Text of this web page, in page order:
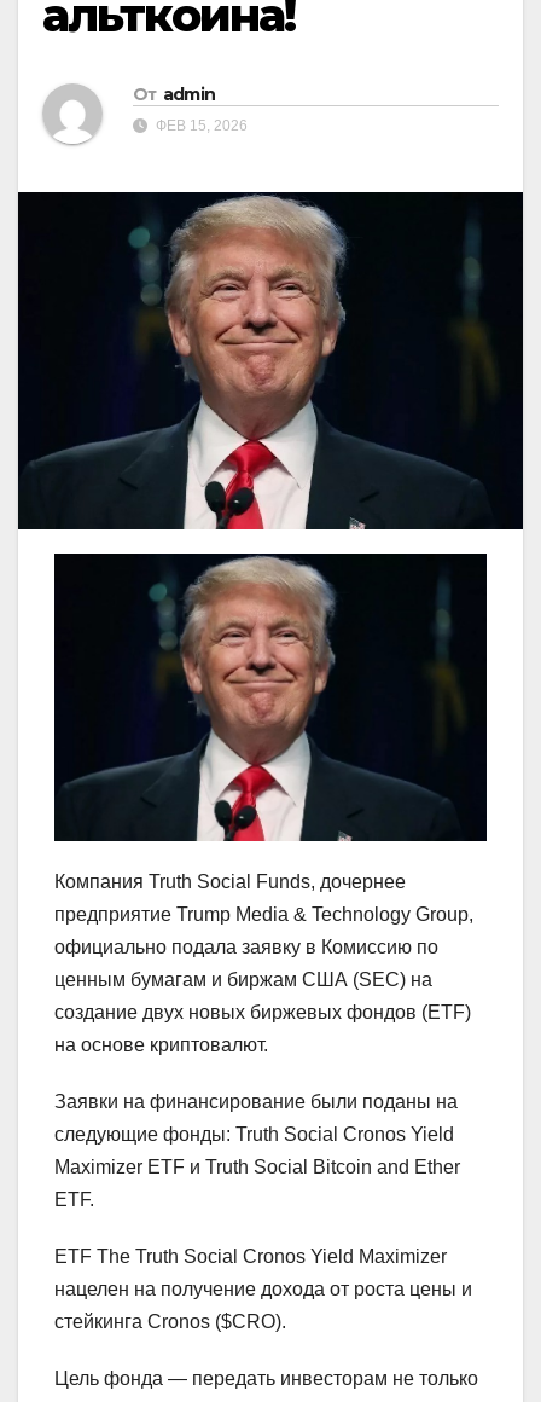
альткоина!
От admin
ФЕВ 15, 2026
Компания Truth Social Funds, дочернее
предприятие Trump Media & Technology Group,
официально подала заявку в Комиссию по
ценным бумагам и биржам США (SEC) на
создание двух новых биржевых фондов (ETF)
на основе криптовалют.
Заявки на финансирование были поданы на
следующие фонды: Truth Social Cronos Yield
Maximizer ETF и Truth Social Bitcoin and Ether
ETF.
ETF The Truth Social Cronos Yield Maximizer
нацелен на получение дохода от роста цены и
стейкинга Cronos ($CRO).
Цель фонда — передать инвесторам не только